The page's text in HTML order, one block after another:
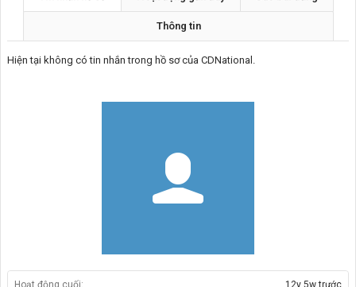
Hoạt động cuối:
12y 5w trước
Thông tin
Hiện tại không có tin nhắn trong hồ sơ của CDNational.